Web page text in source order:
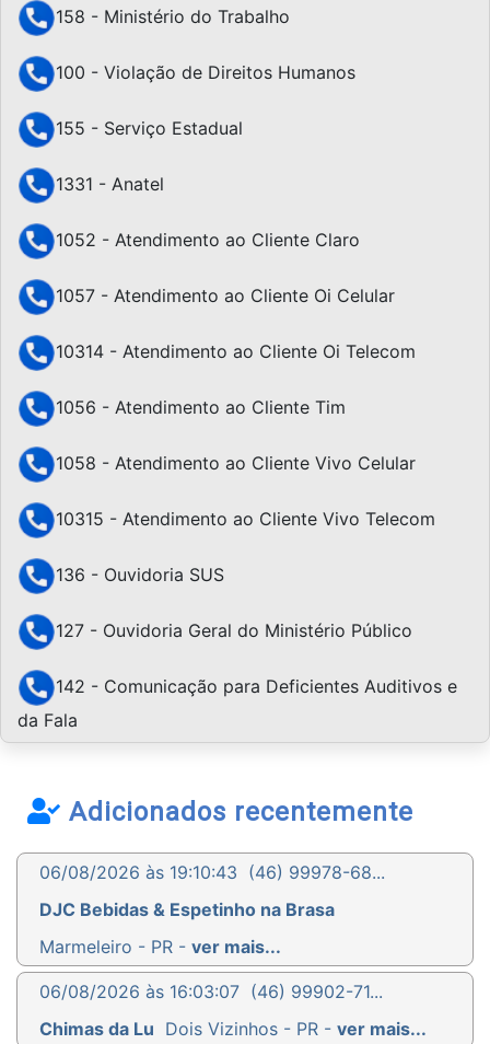
158 - Ministério do Trabalho
100 - Violação de Direitos Humanos
155 - Serviço Estadual
1331 - Anatel
1052 - Atendimento ao Cliente Claro
1057 - Atendimento ao Cliente Oi Celular
10314 - Atendimento ao Cliente Oi Telecom
1056 - Atendimento ao Cliente Tim
1058 - Atendimento ao Cliente Vivo Celular
10315 - Atendimento ao Cliente Vivo Telecom
136 - Ouvidoria SUS
127 - Ouvidoria Geral do Ministério Público
142 - Comunicação para Deficientes Auditivos e
da Fala
Adicionados recentemente
06/08/2026 às 19:10:43 (46) 99978-68...
DJC Bebidas & Espetinho na Brasa
Marmeleiro - PR - ver mais...
06/08/2026 às 16:03:07 (46) 99902-71...
Chimas da Lu Dois Vizinhos - PR - ver mais...